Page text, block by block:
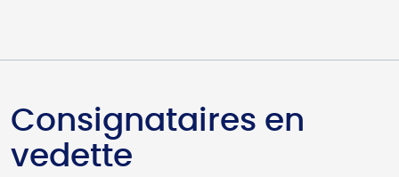
Consignataires en
vedette